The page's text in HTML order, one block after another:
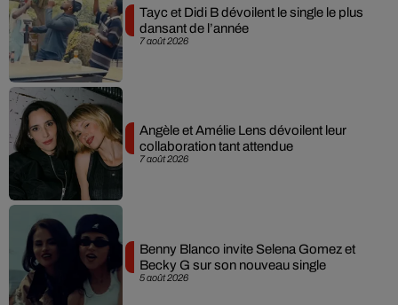
7 août 2026
Tayc et Didi B dévoilent le single le plus
dansant de l’année
7 août 2026
Angèle et Amélie Lens dévoilent leur
collaboration tant attendue
5 août 2026
Benny Blanco invite Selena Gomez et
Becky G sur son nouveau single